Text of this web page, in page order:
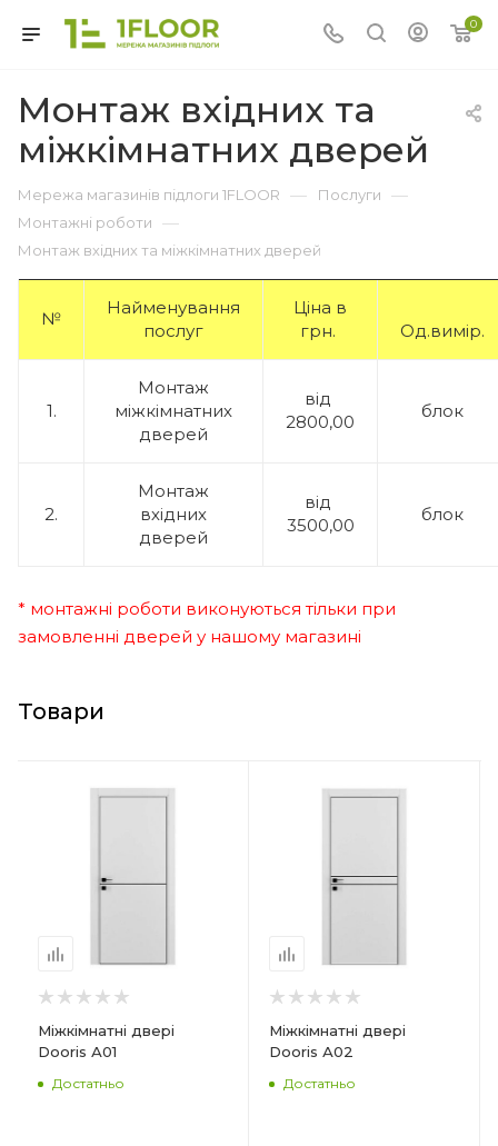
0
Монтаж вхідних та
міжкімнатних дверей
Мережа магазинів підлоги 1FLOOR — Послуги —
Монтажні роботи —
Монтаж вхідних та міжкімнатних дверей
№
Найменування
послуг
Ціна в
грн.
Од.вимір.
1.
Монтаж
міжкімнатних
дверей
від
2800,00
блок
2.
Монтаж
вхідних
дверей
від
3500,00
блок
* монтажні роботи виконуються тільки при
замовленні дверей у нашому магазині
Товари
Міжкімнатні двері
Dooris А01
Достатньо
Міжкімнатні двері
Dooris А02
Достатньо